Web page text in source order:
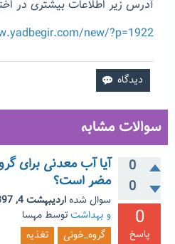
آدرس زیر اطلاعات بیشتری در
new/?p=1922
سوالات مشابه
0
0
0
پاسخ
مضر است؟
سوال شدهاردیبهشت 4, 1397
و بهداشتتوسط مهسا
گروه_خونی
تغذیه